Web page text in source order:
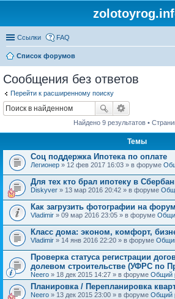
Ссылки FAQ
Список форумов
Сообщения без ответов
Перейти к расширенному поиску
Найдено 9 результатов •
Темы
Соц поддержка Ипотека по оплате
Легионер » 12 фев 2017 16:03 » в форуме
Для тех кто брал ипотеку в
Diskyver » 13 мар 2016 20:42 » в форуме
Как загрузить фотографии на
Vladimir » 09 мар 2016 23:05 » в форуме
Класс дома: эконом, комфорт,
Vladimir » 14 янв 2016 22:20 » в форуме
Проверка статуса регистрации
долевом строительстве (УФРС по
Neero » 18 дек 2015 14:27 » в форуме Общий
Планировка / Перепланировка
Neero » 13 дек 2015 23:00 » в форуме Общий